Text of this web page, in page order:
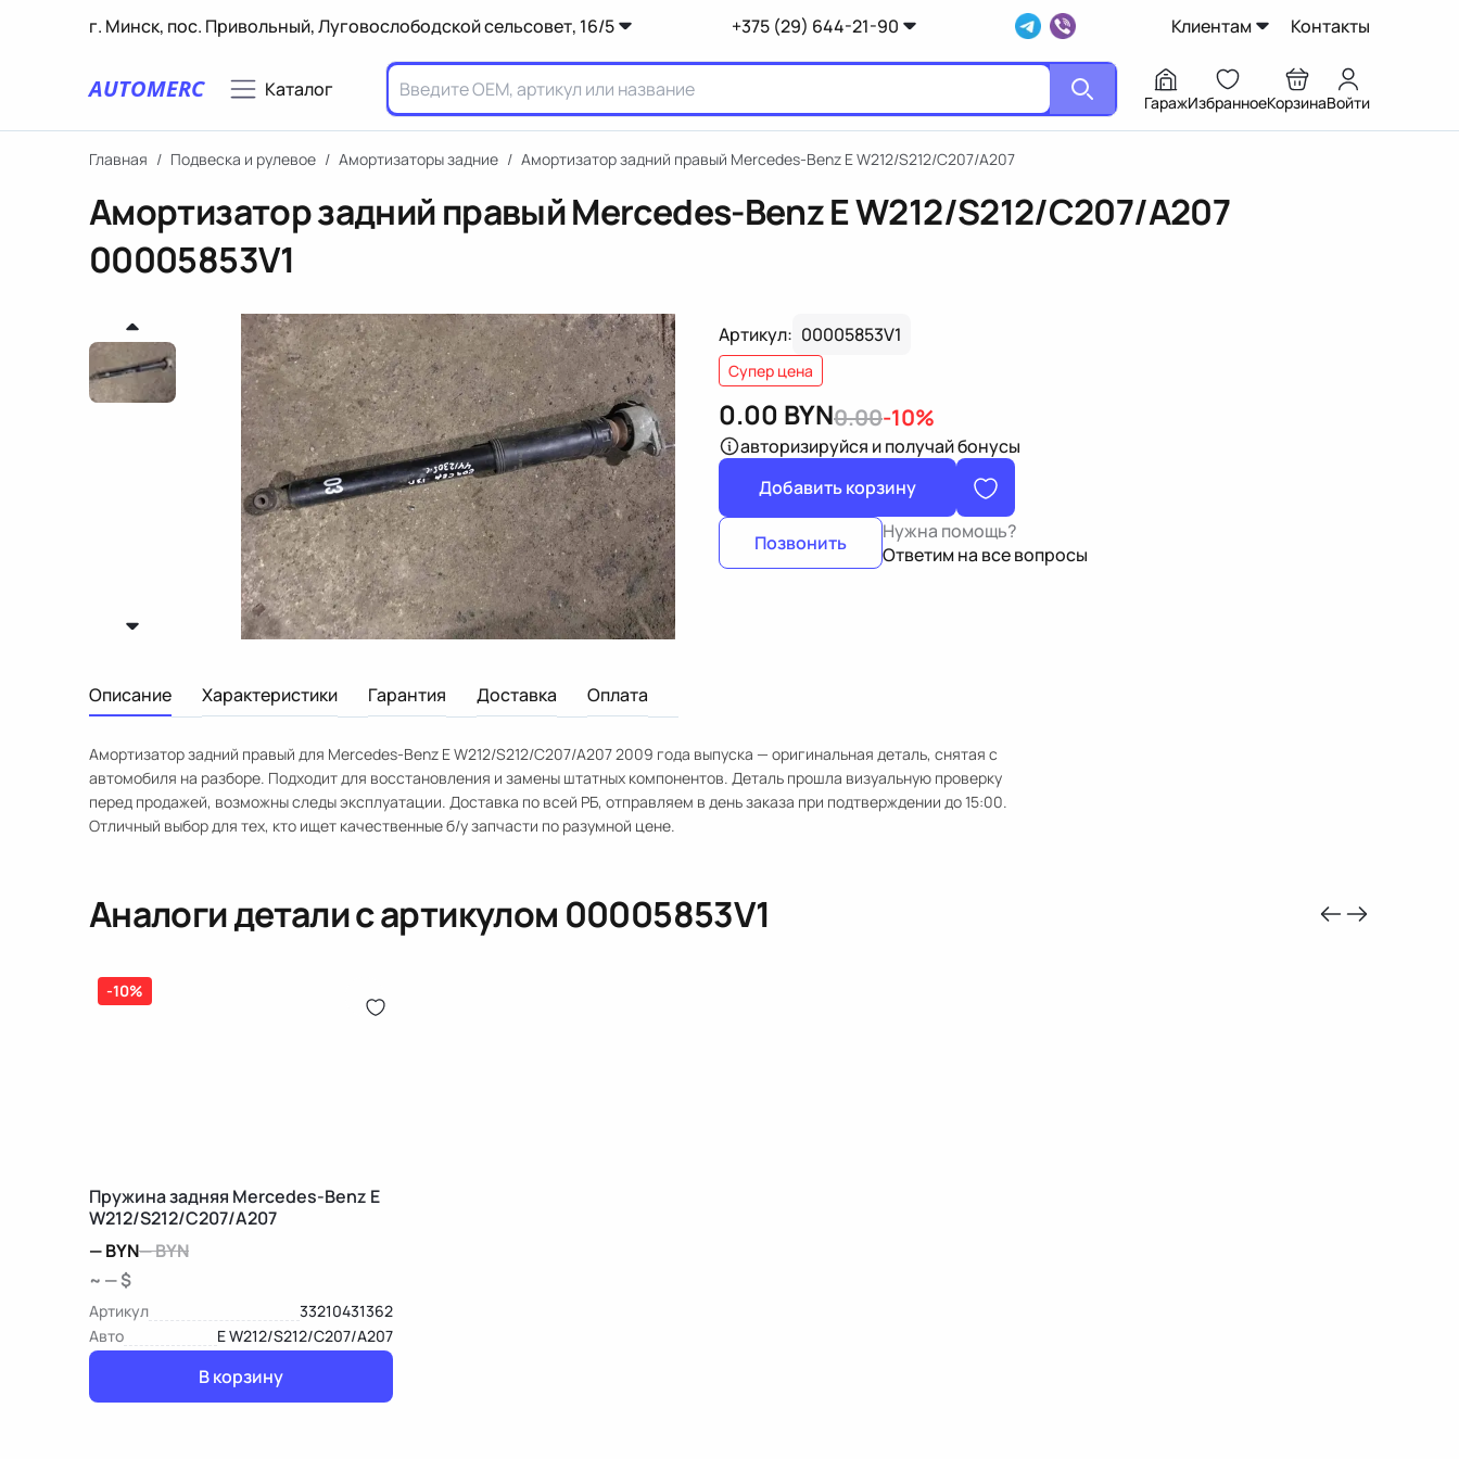
г. Минск, пос. Привольный, Луговослободской сельсовет, 16/5 +375 (29) 644-21-90 Клиентам Контакты
AUTOMERC Каталог
ГаражИзбранноеКорзинаВойти
Главная / Подвеска и рулевое / Амортизаторы задние / Амортизатор задний правый Mercedes-Benz E W212/S212/C207/A207
Амортизатор задний правый Mercedes-Benz E W212/S212/C207/A207
00005853V1
Артикул: 00005853V1
Супер цена
0.00 BYN0.00-10%
авторизируйся и получай бонусы
Добавить корзину
Позвонить
Нужна помощь?
Ответим на все вопросы
Описание Характеристики Гарантия Доставка Оплата
Амортизатор задний правый для Mercedes-Benz E W212/S212/C207/A207 2009 года выпуска — оригинальная деталь, снятая с
автомобиля на разборе. Подходит для восстановления и замены штатных компонентов. Деталь прошла визуальную проверку
перед продажей, возможны следы эксплуатации. Доставка по всей РБ, отправляем в день заказа при подтверждении до 15:00.
Отличный выбор для тех, кто ищет качественные б/у запчасти по разумной цене.
Аналоги детали с артикулом 00005853V1
-10%
Пружина задняя Mercedes-Benz E
W212/S212/C207/A207
—BYN—BYN
~ — $
Артикул
33210431362
Авто
E W212/S212/C207/A207
В корзину